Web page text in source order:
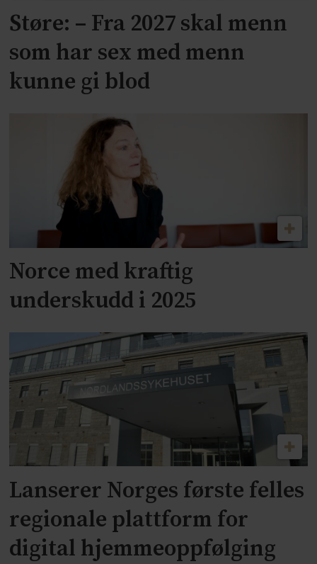
Støre: – Fra 2027 skal menn
som har sex med menn
kunne gi blod
Norce med kraftig
underskudd i 2025
Lanserer Norges første felles
regionale plattform for
digital hjemmeoppfølging